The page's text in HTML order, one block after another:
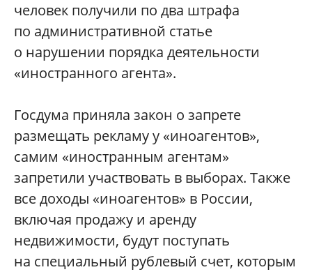
человек получили по два штрафа
по административной статье
о нарушении порядка деятельности
«иностранного агента».
Госдума приняла закон о запрете
размещать рекламу у «иноагентов»,
самим «иностранным агентам»
запретили участвовать в выборах. Также
все доходы «иноагентов» в России,
включая продажу и аренду
недвижимости, будут поступать
на специальный рублевый счет, которым